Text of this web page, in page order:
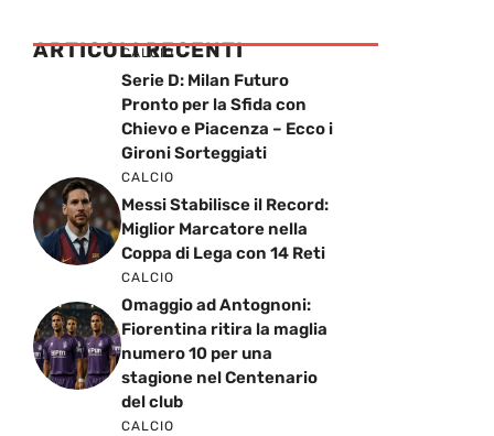
ARTICOLI RECENTI
CALCIO
Serie D: Milan Futuro
Pronto per la Sfida con
Chievo e Piacenza – Ecco i
Gironi Sorteggiati
CALCIO
Messi Stabilisce il Record:
Miglior Marcatore nella
Coppa di Lega con 14 Reti
CALCIO
Omaggio ad Antognoni:
Fiorentina ritira la maglia
numero 10 per una
stagione nel Centenario
del club
CALCIO